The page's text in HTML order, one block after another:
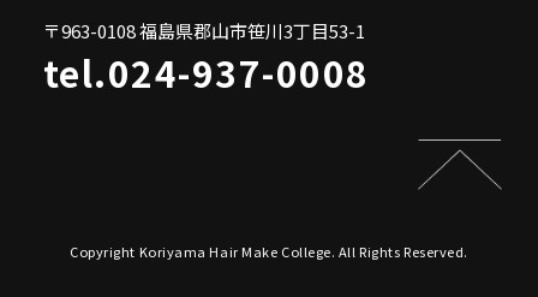
〒963-0108 福島県郡山市笹川3丁目53-1
tel.024-937-0008
Copyright Koriyama Hair Make College. All Rights Reserved.